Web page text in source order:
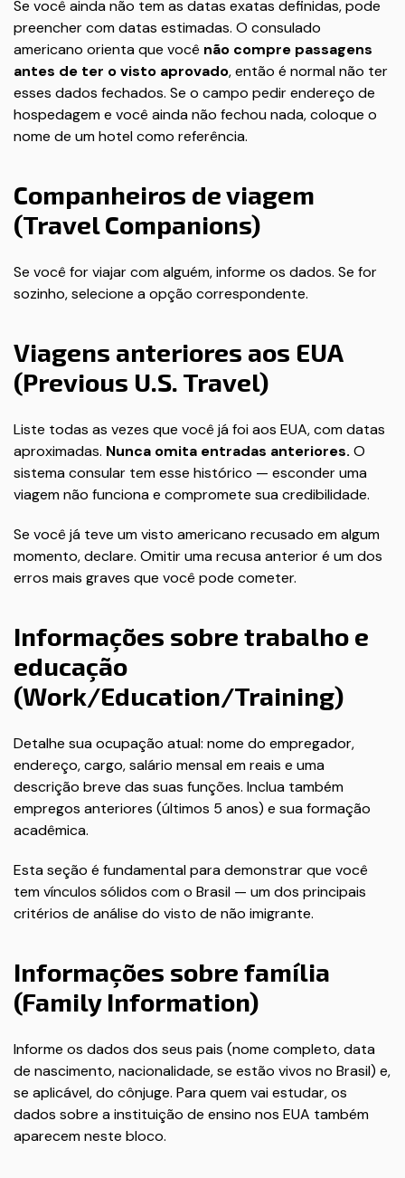
Se você ainda não tem as datas exatas definidas, pode
preencher com datas estimadas. O consulado
americano orienta que você não compre passagens
antes de ter o visto aprovado, então é normal não ter
esses dados fechados. Se o campo pedir endereço de
hospedagem e você ainda não fechou nada, coloque o
nome de um hotel como referência.
Companheiros de viagem
(Travel Companions)
Se você for viajar com alguém, informe os dados. Se for
sozinho, selecione a opção correspondente.
Viagens anteriores aos EUA
(Previous U.S. Travel)
Liste todas as vezes que você já foi aos EUA, com datas
aproximadas. Nunca omita entradas anteriores. O
sistema consular tem esse histórico — esconder uma
viagem não funciona e compromete sua credibilidade.
Se você já teve um visto americano recusado em algum
momento, declare. Omitir uma recusa anterior é um dos
erros mais graves que você pode cometer.
Informações sobre trabalho e
educação
(Work/Education/Training)
Detalhe sua ocupação atual: nome do empregador,
endereço, cargo, salário mensal em reais e uma
descrição breve das suas funções. Inclua também
empregos anteriores (últimos 5 anos) e sua formação
acadêmica.
Esta seção é fundamental para demonstrar que você
tem vínculos sólidos com o Brasil — um dos principais
critérios de análise do visto de não imigrante.
Informações sobre família
(Family Information)
Informe os dados dos seus pais (nome completo, data
de nascimento, nacionalidade, se estão vivos no Brasil) e,
se aplicável, do cônjuge. Para quem vai estudar, os
dados sobre a instituição de ensino nos EUA também
aparecem neste bloco.